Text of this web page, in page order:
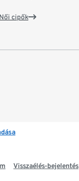
Női cipők
Visszaélés-bejelentés